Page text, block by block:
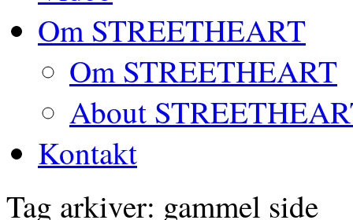
Om STREETHEART
Om STREETHEART
About
Kontakt
Tag arkiver: gammel side